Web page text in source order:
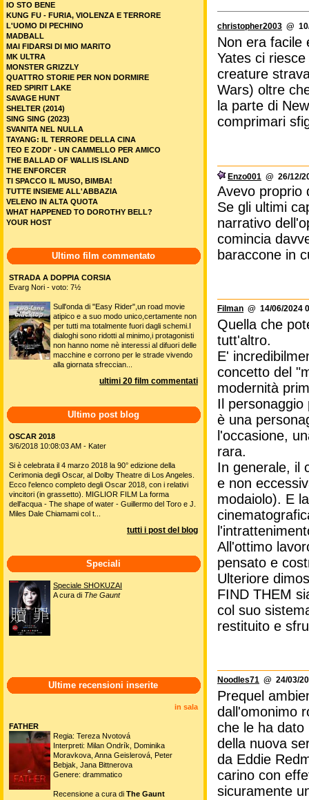
christopher2003 @
Non era facile
Yates ci
creature
Wars) oltre
la parte di
comprimari
Enzo001 @ 26/12/
Avevo proprio
Se gli ultimi
narrativo
comincia
baraccone in
Filman @ 14/06/2024
Quella che
tutt'altro.
E'
concetto del
modernità
Il personaggio
è una
l'occasione,
rara.
In generale, il
e non
modaiolo). E
All'ottimo
pensato e
Ulteriore
FIND THEM
col suo
restituito e
Noodles71 @ 24/03/
Prequel
dall'omonimo
che le ha dato
della nuova
da Eddie
carino con
sicuramente
IO STO BENE
KUNG FU - FURIA, VIOLENZA E TERRORE
L'UOMO DI PECHINO
MADBALL
MAI FIDARSI DI MIO MARITO
MK ULTRA
MONSTER GRIZZLY
QUATTRO STORIE PER NON DORMIRE
RED SPIRIT LAKE
SAVAGE HUNT
SHELTER (2014)
SING SING (2023)
SVANITA NEL NULLA
TAYANG: IL TERRORE DELLA CINA
TEO E ZODI' - UN CAMMELLO PER AMICO
THE BALLAD OF WALLIS ISLAND
THE ENFORCER
TI SPACCO IL MUSO, BIMBA!
TUTTE INSIEME ALL'ABBAZIA
VELENO IN ALTA QUOTA
WHAT HAPPENED TO DOROTHY BELL?
YOUR HOST
Ultimo film commentato
STRADA A DOPPIA CORSIA
Evarg Nori - voto: 7½
Sull'onda di "Easy Rider",un road movie
atipico e a suo modo unico,certamente non
per tutti ma totalmente fuori dagli schemi.I
dialoghi sono ridotti al minimo,i protagonisti
non hanno nome nè interessi al difuori delle
macchine e corrono per le strade vivendo
alla giornata sfreccian...
ultimi 20 film commentati
Ultimo post blog
OSCAR 2018
3/6/2018 10:08:03 AM - Kater
Si è celebrata il 4 marzo 2018 la 90° edizione della
Cerimonia degli Oscar, al Dolby Theatre di Los Angeles.
Ecco l'elenco completo degli Oscar 2018, con i relativi
vincitori (in grassetto). MIGLIOR FILM La forma
dell'acqua - The shape of water - Guillermo del Toro e J.
Miles Dale Chiamami col t...
tutti i post del blog
Speciali
Speciale SHOKUZAI
A cura di The Gaunt
Ultime recensioni inserite
in sala
FATHER
Regia: Tereza Nvotová
Interpreti: Milan Ondrík, Dominika
Moravkova, Anna Geislerová, Peter
Bebjak, Jana Bittnerova
Genere: drammatico
Recensione a cura di The Gaunt